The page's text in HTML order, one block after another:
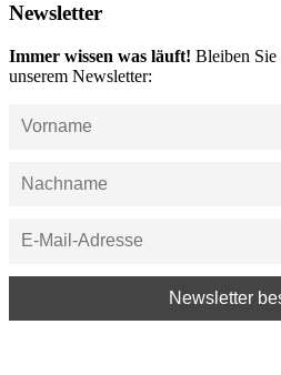
Newsletter
Immer wissen was läuft! Bleiben
unserem Newsletter: